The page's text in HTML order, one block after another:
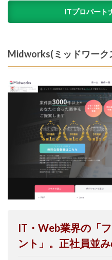
ITプロパート
Midworks(ミッドワーク
IT・Web業界の「
ント」。正社員並